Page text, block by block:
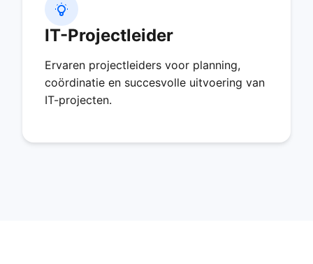
IT-Projectleider
Ervaren projectleiders voor planning,
coördinatie en succesvolle uitvoering van
IT-projecten.